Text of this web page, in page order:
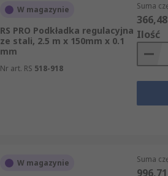
W magazynie
RS PRO Podkładka regulacyjna
ze stali, 2.5 m x 150mm x 0.1
mm
Nr art. RS 518-918
Suma
Ilość
W magazynie Suma